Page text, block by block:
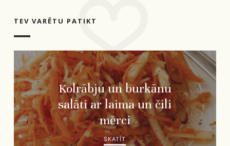
TEV VARĒTU PATIKT
Kolrābju un burkānu
salāti ar laima un čili
mērci
SKATĪT